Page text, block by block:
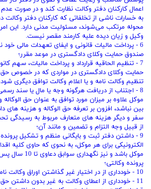
اعمال کارکنان دفتر وکالت نظارت کند و در صورت
به خسارات ناشی از تخلفاتی که کارکنان دفتر وکالت
محوله مرتکب می‌شوند، مسئولیت مدنی دارد. این امر
وکیل و زیان ‌دیده علیه کارمند مقصر نیست.
6 - پرداخت مالیات قانونی و ایفای تعهدات مالی
صندوق حمایت وکلای دادگستری در موعد مقرر؛
7 - تنظیم الحاقیه قرارداد و پرداخت مالیات، سهم
حمایت وکلای دادگستری در مواردی که در خصوص حق‌
تنظیم وکالت ‌نامه و یا اعلام وکالت توافق دیگری
8 - اجتناب از دریافت هرگونه وجه یا مال یا سند
موکل علاوه بر میزان مورد توافق به ‌عنوان حق ‌الوکاله
بین نباشد، افزون بر تعرفه حق ‌الوکاله و هزینه ‌های
سفر و دیگر هزینه ‌های متعارف مربوط به رسیدگی
از قبیل وجه التزام و تضمین و مانند آن؛
9 - داشتن دفتر ثبت و بایگانی منظم و تشکیل
الکترونیکی برای هر موکل، به ‌نحوی ‌که حاوی کلیه
موکل باشد و نیز
پرونده وکالتی؛
10 - خودداری از در اختیار غیر گذاشتن اوراق وکالت ‌نامه سفید امضای خود؛
11 - خودداری از اعطای وکالت به غیر بدون داشتن